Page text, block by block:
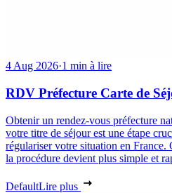
4 Aug 2026·1 min à lire
RDV Préfecture Carte de
Obtenir un rendez-vous préfecture
votre titre de séjour est une étape
régulariser votre situation en France.
la procédure devient plus simple et
DefaultLire plus